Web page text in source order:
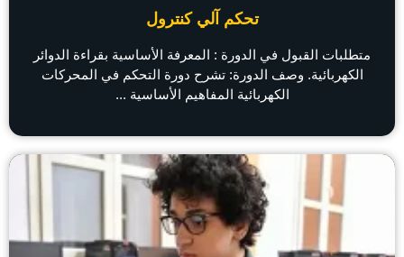
تحكم آلي كنترول
متطلبات القبول في الدورة : المعرفة الأساسية بقراءة الدوائر
الكهربائية. وصف الدورة: تشرح دورة التحكم في المحركات
الكهربائية المفاهيم الأساسية ...